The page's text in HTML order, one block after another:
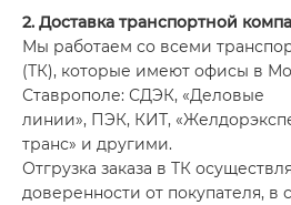
2. Доставка транспортной
Мы работаем со всеми
(ТК), которые имеют офисы в
Ставрополе: СДЭК, «Деловые
линии», ПЭК, КИТ,
транс» и другими.
Отгрузка заказа в ТК
доверенности от покупателя, в